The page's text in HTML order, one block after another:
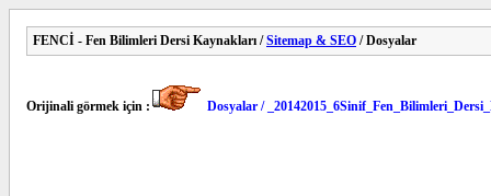
FENCİ - Fen Bilimleri Dersi Kaynakları /Sitemap & SEO / Dosyalar
Orijinali görmek için : Dosyalar /